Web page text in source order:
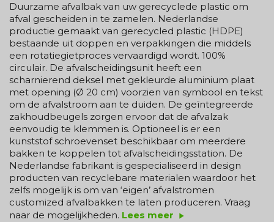
Duurzame afvalbak van uw gerecyclede plastic om
afval gescheiden in te zamelen. Nederlandse
productie gemaakt van gerecycled plastic (HDPE)
bestaande uit doppen en verpakkingen die middels
een rotatiegietproces vervaardigd wordt. 100%
circulair. De afvalscheidingsunit heeft een
scharnierend deksel met gekleurde aluminium plaat
met opening (Ø 20 cm) voorzien van symbool en tekst
om de afvalstroom aan te duiden. De geïntegreerde
zakhoudbeugels zorgen ervoor dat de afvalzak
eenvoudig te klemmen is. Optioneel is er een
kunststof schroevenset beschikbaar om meerdere
bakken te koppelen tot afvalscheidingsstation. De
Nederlandse fabrikant is gespecialiseerd in design
producten van recyclebare materialen waardoor het
zelfs mogelijk is om van ‘eigen’ afvalstromen
customized afvalbakken te laten produceren. Vraag
naar de mogelijkheden. Lees meer play_arrow